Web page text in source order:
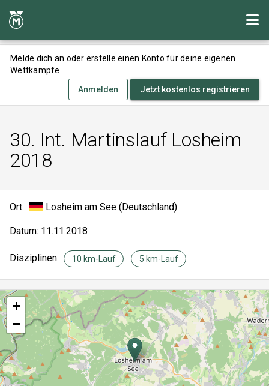
Melde dich an oder erstelle einen Konto für deine eigenen
Wettkämpfe.
Anmelden
Jetzt kostenlos registrieren
30. Int. Martinslauf Losheim
2018
Ort: Losheim am See (Deutschland)
Datum: 11.11.2018
Disziplinen: 10 km-Lauf 5 km-Lauf
+
−